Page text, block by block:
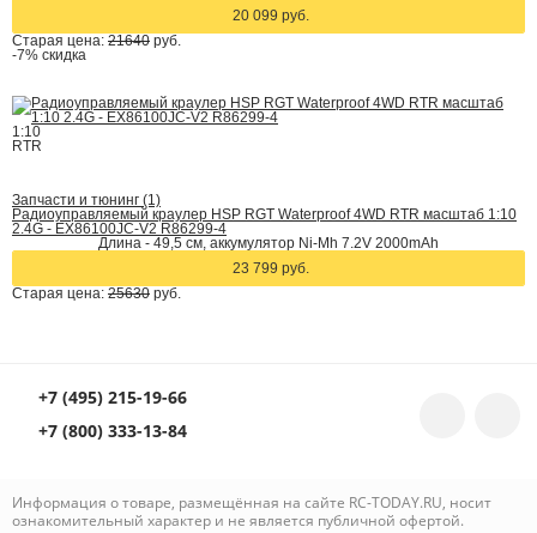
20 099 руб.
Старая цена: 21640 руб.
-7% скидка
1:10
RTR
Запчасти и тюнинг (1)
Радиоуправляемый краулер HSP RGT Waterproof 4WD RTR масштаб 1:10
2.4G - EX86100JC-V2 R86299-4
Длина - 49,5 см, аккумулятор Ni-Mh 7.2V 2000mAh
23 799 руб.
Старая цена: 25630 руб.
+7 (495) 215-19-66
+7 (800) 333-13-84
Информация о товаре, размещённая на сайте RC-TODAY.RU, носит
ознакомительный характер и не является публичной офертой.